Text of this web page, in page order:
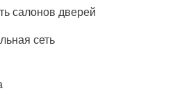
салонов дверей
сеть